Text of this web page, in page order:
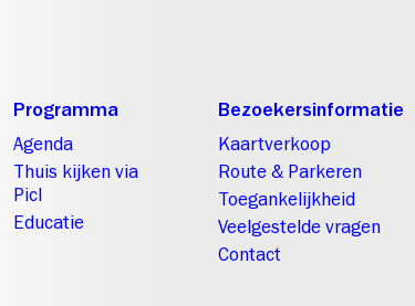
Programma
Agenda
Thuis kijken via
Picl
Educatie
Bezoekersinformatie
Kaartverkoop
Route & Parkeren
Toegankelijkheid
Veelgestelde vragen
Contact